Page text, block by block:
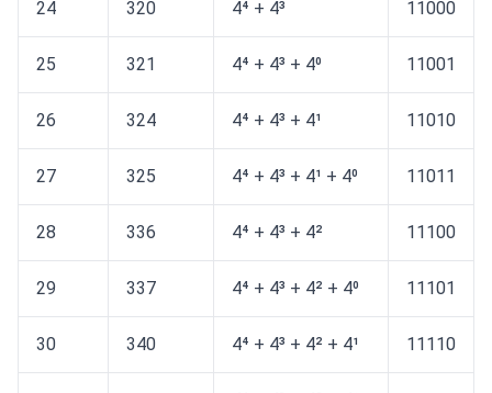
24 320 4⁴ + 4³ 11000
25 321 4⁴ + 4³ + 4⁰ 11001
26 324 4⁴ + 4³ + 4¹ 11010
27 325 4⁴ + 4³ + 4¹ + 4⁰ 11011
28 336 4⁴ + 4³ + 4² 11100
29 337 4⁴ + 4³ + 4² + 4⁰ 11101
30 340 4⁴ + 4³ + 4² + 4¹ 11110